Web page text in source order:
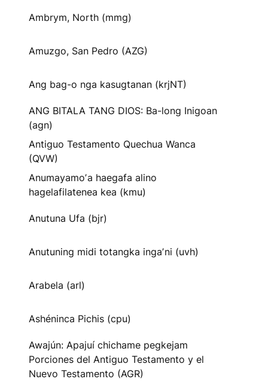
Ambrym, North (mmg)
Amuzgo, San Pedro (AZG)
Ang bag-o nga kasugtanan (krjNT)
ANG BITALA TANG DIOS: Ba-long Inigoan
(agn)
Antiguo Testamento Quechua Wanca
(QVW)
Anumayamoʼa haegafa alino
hagelafilatenea kea (kmu)
Anutuna Ufa (bjr)
Anutuning midi totangka ingaʼni (uvh)
Arabela (arl)
Ashéninca Pichis (cpu)
Awajún: Apajuí chichame pegkejam
Porciones del Antiguo Testamento y el
Nuevo Testamento (AGR)